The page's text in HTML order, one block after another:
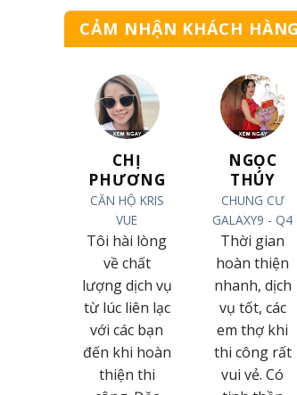
CẢM NHẬN KHÁCH HÀNG
CHỊ
PHƯƠNG
CĂN HỘ KRIS
VUE
Tôi hài lòng
về chất
lượng dịch vụ
từ lúc liên lạc
với các bạn
đến khi hoàn
thiện thi
NGỌC
THÚY
CHUNG CƯ
GALAXY9 - Q4
Thời gian
hoàn thiện
nhanh, dịch
vụ tốt, các
em thợ khi
thi công rất
vui vẻ. Có